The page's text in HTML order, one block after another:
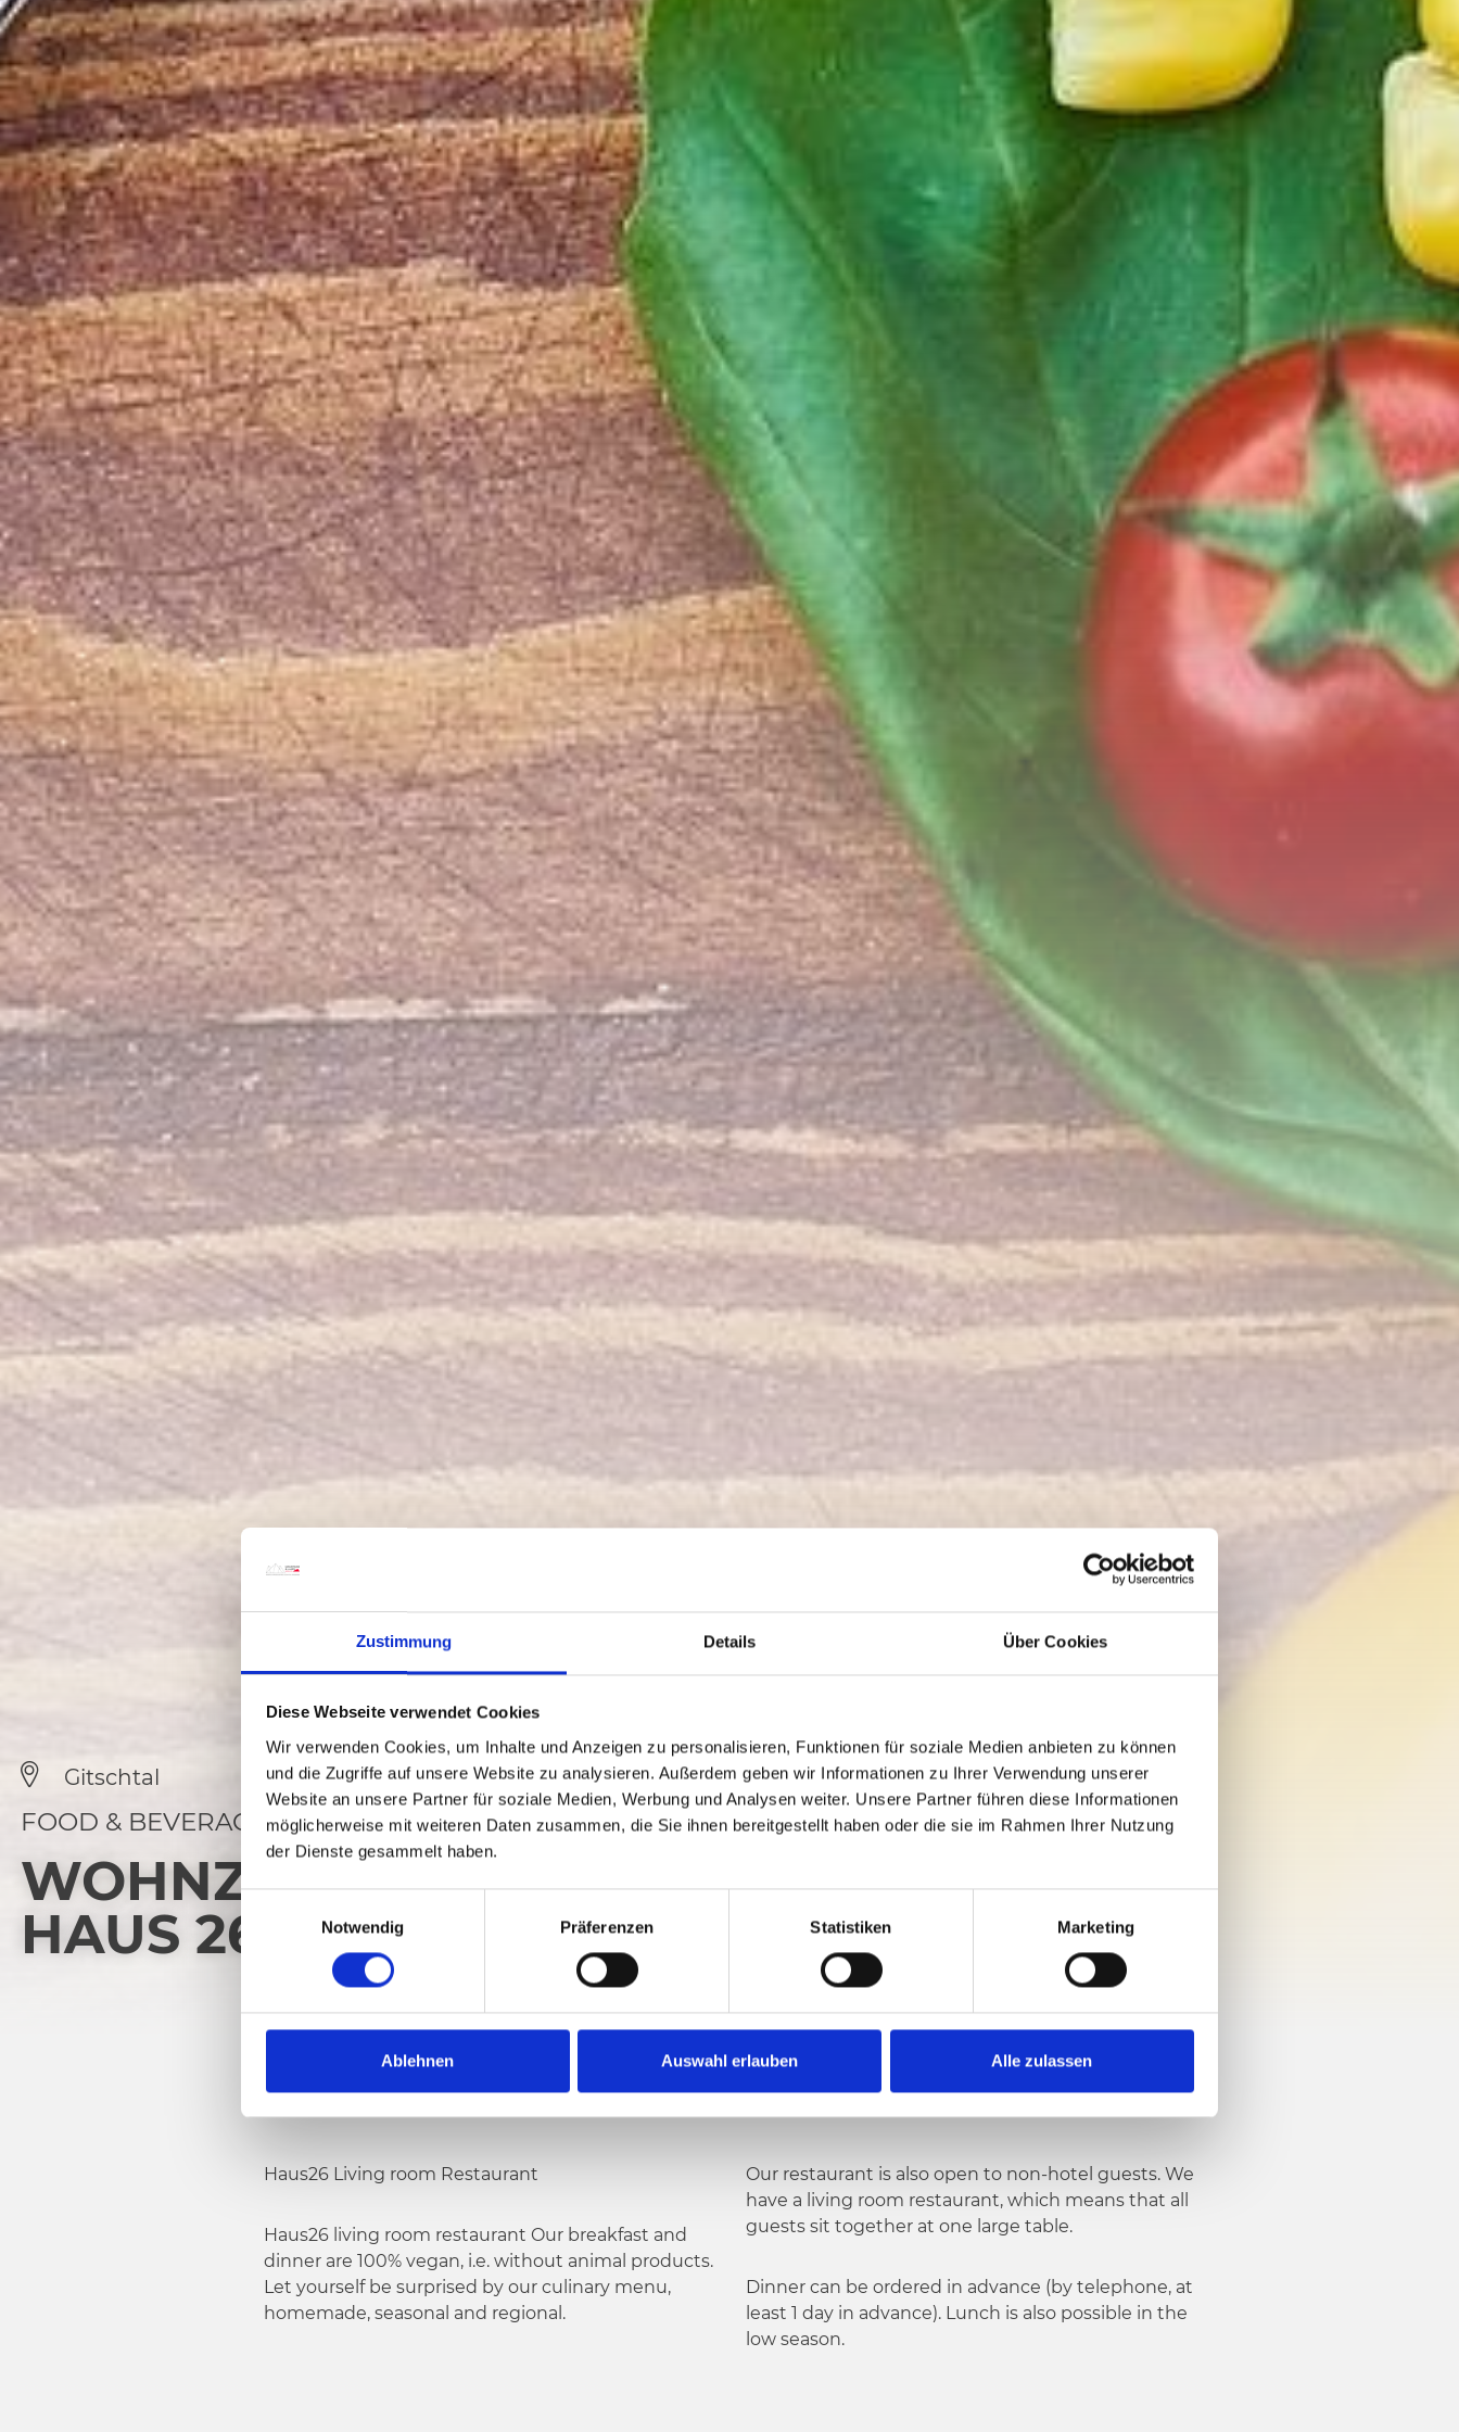
Zustimmung Details Über Cookies
Diese Webseite verwendet Cookies
Wir verwenden Cookies, um Inhalte und Anzeigen zu personalisieren, Funktionen für soziale Medien anbieten zu können
und die Zugriffe auf unsere Website zu analysieren. Außerdem geben wir Informationen zu Ihrer Verwendung unserer
Website an unsere Partner für soziale Medien, Werbung und Analysen weiter. Unsere Partner führen diese Informationen
möglicherweise mit weiteren Daten zusammen, die Sie ihnen bereitgestellt haben oder die sie im Rahmen Ihrer Nutzung
der Dienste gesammelt haben.
E
i
n
g
Notwendig Präferenzen Statistiken Marketing
Ablehnen Auswahl erlauben Alle zulassen
Gitschtal
FOOD & BEVERAGE
WOHNZIMMER-RESTAURANT
HAUS 26
Haus26 Living room Restaurant
Haus26 living room restaurant Our breakfast and
dinner are 100% vegan, i.e. without animal products.
Let yourself be surprised by our culinary menu,
homemade, seasonal and regional.
Our restaurant is also open to non-hotel guests. We
have a living room restaurant, which means that all
guests sit together at one large table.
Dinner can be ordered in advance (by telephone, at
least 1 day in advance). Lunch is also possible in the
low season.